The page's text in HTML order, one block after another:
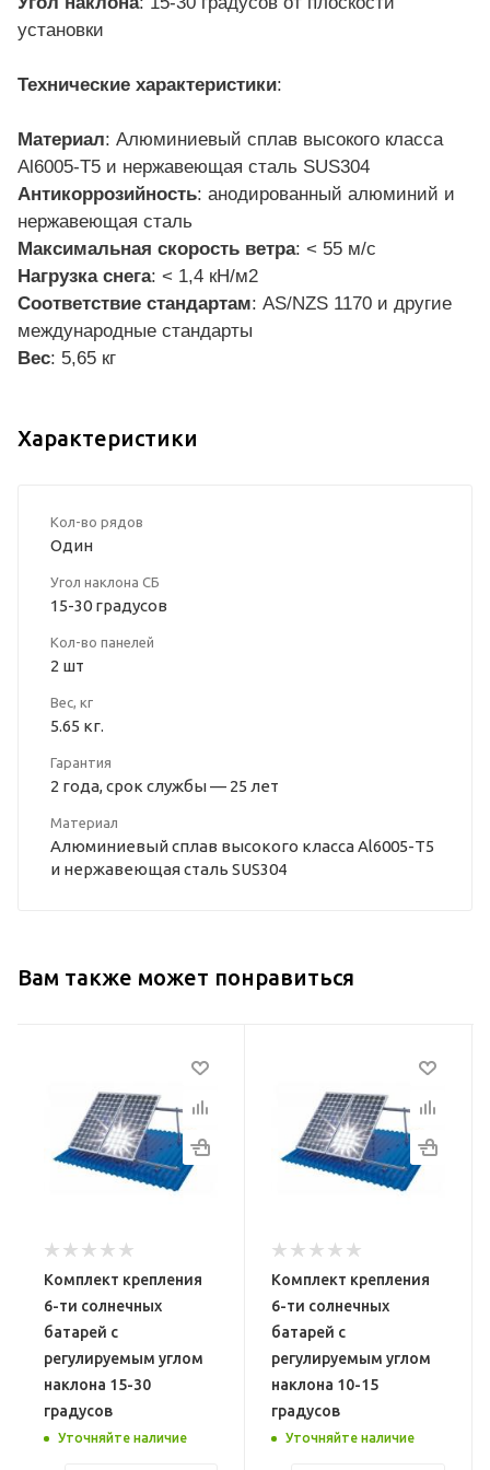
установки
Технические характеристики:
Материал: Алюминиевый сплав высокого класса
Al6005-Т5 и нержавеющая сталь SUS304
Антикоррозийность: анодированный алюминий и
нержавеющая сталь
Максимальная скорость ветра: < 55 м/с
Нагрузка снега: < 1,4 кН/м2
Соответствие стандартам: AS/NZS 1170 и другие
международные стандарты
Вес: 5,65 кг
Характеристики
Кол-во рядов
Один
Угол наклона СБ
15-30 градусов
Кол-во панелей
2 шт
Вес, кг
5.65 кг.
Гарантия
2 года, срок службы — 25 лет
Материал
Алюминиевый сплав высокого класса Al6005-Т5
и нержавеющая сталь SUS304
Вам также может понравиться
Комплект крепления
6-ти солнечных
батарей с
регулируемым углом
наклона 15-30
градусов
Уточняйте наличие
Кол-во рядов
Один
Угол наклона СБ
10-15 градусов
Кол-во панелей
16,10 кг.
Гарантия
2 года, срок службы —
25 лет
Материал
Комплект крепления
6-ти солнечных
батарей с
регулируемым углом
наклона 10-15
градусов
Уточняйте наличие
Кол-во рядов
Один
Угол наклона СБ
30-60 градусов
Кол-во панелей
48,56 кг.
Гарантия
2 года, срок службы —
25 лет
Материал